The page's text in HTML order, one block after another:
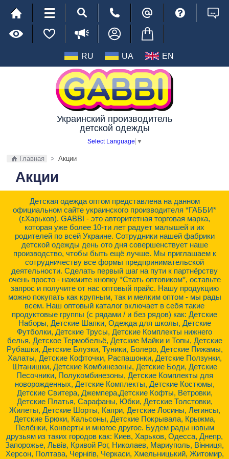
RU UA EN
Украинский производитель
детской одежды
Select Language ▼
Главная > Акции
Акции
Детская одежда оптом представлена на данном
официальном сайте украинского производителя *ГАББИ*
(г.Харьков). GABBI - это авторитетная торговая марка,
которая уже более 10-ти лет радует малышей и их
родителей по всей Украине. Сотрудники нашей фабрики
детской одежды день ото дня совершенствует наше
производство, чтобы быть ещё лучше. Мы приглашаем к
сотрудничеству все формы предпринимательской
деятельности. Сделать первый шаг на пути к партнёрству
очень просто - нажмите кнопку *Стать оптовиком*, оставьте
запрос и получите от нас оптовый прайс. Нашу продукцию
можно покупать как крупным, так и мелким оптом - мы рады
всем. Наш оптовый каталог включает в себя такие
продуктовые группы (с рядами / и без рядов) как: Детские
Наборы, Детские Шапки, Одежда для школы, Детские
Футболки, Детские Трусы, Детские Комплекты нижнего
белья, Детское Термобельё, Детские Майки и Топы, Детские
Рубашки, Детские Блузки, Туники, Болеро, Детские Пижамы,
Халаты, Детские Кофточки, Распашонки, Детские Ползунки,
Штанишки, Детские Комбинезоны, Детские Боди, Детские
Песочники, Полукомбинезоны, Детские Комплекты для
новорожденных, Детские Комплекты, Детские Костюмы,
Детские Свитера, Джемпера,Детские Кофты, Ветровки,
Детские Платья, Сарафаны, Юбки, Детские Толстовки,
Жилеты, Детские Шорты, Капри, Детские Лосины, Легинсы,
Детские Брюки, Кальсоны, Детские Покрывала, Крыжма,
Пелёнки, Конверты и многое другое. Будем рады новым
друзьям из таких городов как: Киев, Харьков, Одесса, Днепр,
Запорожье, Львів, Кривой Рог, Николаев, Мариуполь, Вінниця,
Херсон, Полтава, Чернігів, Черкаси, Хмельницький, Житомир,